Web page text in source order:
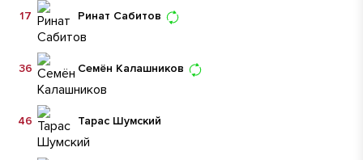
Ринат Сабитов
17
Семён Калашников
36
Тарас Шумский
46